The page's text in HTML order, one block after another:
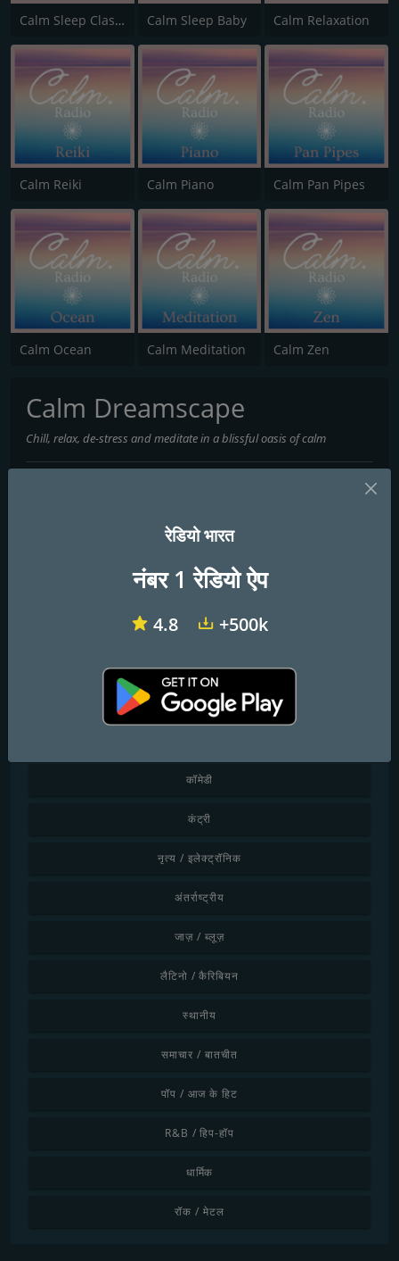
Calm Sleep Classical Calm Sleep Baby Calm Relaxation
Calm Reiki Calm Piano Calm Pan Pipes
Calm Ocean Calm Meditation Calm Zen
Calm Dreamscape
Chill, relax, de-stress and meditate in a blissful oasis of calm
शैली द्वारा खोजें
चिलआउट / लाउंज
कॉमेडी
कंट्री
नृत्य / इलेक्ट्रॉनिक
अंतर्राष्ट्रीय
जाज़ / ब्लूज़
लैटिनो / कैरिबियन
स्थानीय
समाचार / बातचीत
पॉप / आज के हिट
R&B / हिप-हॉप
धार्मिक
रॉक / मेटल
रेडियो भारत
नंबर 1 रेडियो ऐप
4.8 +500k